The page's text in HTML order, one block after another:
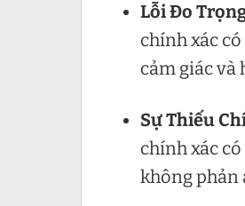
Lỗi Đo
chính xác
cảm giác và
Sự Thiếu
chính xác
không phản